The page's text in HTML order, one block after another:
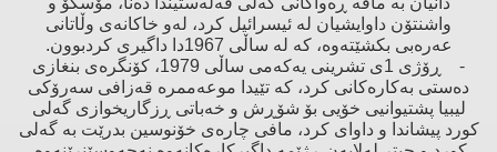
واشنتۆن داوایشیان لە ئیسرائیل كرد، لەو خاكانەی وڵاتانی
عەرەبی بكشێتەوە، كە لە ساڵی 1967دا داگیری كردبوون.
- ڕۆژی 1ی تشرینی یەكەمی ساڵی 1979، كۆنگرەی بنغازی
دەستی بەكارەكانی كرد، كە تێیدا موعەممرە قەزافی سەرۆكی
لیبیا پشتیوانیی خۆیی بۆ شۆڕش ‌و خەباتی ڕزگاریخوازی گەلی
كورد پیشاندا ‌و داوای كرد، مافی چارەی خۆنوسین بدرێت بە گەلی